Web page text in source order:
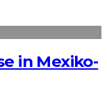
in Mexiko-